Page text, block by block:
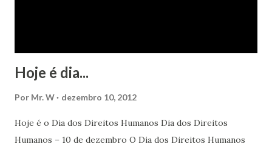
Hoje é dia...
Por Mr. W dezembro 10, 2012
Hoje é o Dia dos Direitos Humanos Dia dos Direitos
Humanos – 10 de dezembro O Dia dos Direitos Humanos